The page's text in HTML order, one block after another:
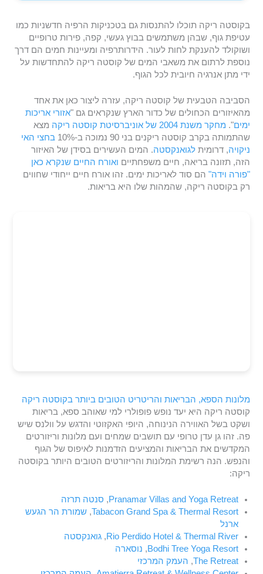
בקוסטה ריקה תוכלו להתנסות גם בטכניקות הרפיה חדשניות כמו
עטיפת גוף, שבהן משתמשים בבוץ געשי, קפה, פירות טרופיים
ושוקולד להענקת לחות לעור. הידרותרפיה ומעיינות חמים הם דרך
נוספת לרתום את משאבי המים של קוסטה ריקה להתחדשות על
ידי מתן אנרגיה חיובית לכל הגוף.
הסביבה הטבעית של קוסטה ריקה, עזרה ליצור כאן את אחד
מהאיזורים הכחולים של כדור הארץ שנקראים גם "אזורי אריכות
ימים". מחקר משנת 2004 של אוניברסיטת קוסטה ריקה
מצא
שהתמותה בקרב קוסטה ריקנים בני 90 נמוכה ב-10%
בחצי האי
ניקויה, דרומיתלגואנקסטה. המים העשירים בסידן של האיזור
הזה, תזונה בריאה, חיים משפחתיים ואורח החיים שנקרא כאן
"פורה וידה" הם סוד לאריכות ימים. זהו אורח חיים ייחודי שחווים
רק בקוסטה ריקה, שהמהות שלו היא בריאות.
מלונות הספא, הבריאות והריטריט הטובים ביותר בקוסטה ריקה
קוסטה ריקה היא יעד נופש פופולרי למי שאוהב ספא, בריאות
ושקט בשל האווירה הנינוחה, היופי האקזוטי והדגש על וולנס שיש
פה. זהו גן עדן טרופי עם תושבים שמחים ועם מלונות וריזורטים
המקדשים את הבריאות והמציעים הזדמנות לאיפוס של הגוף
והנפש. הנה רשימת המלונות והריזורטים הטובים היותר בקוסטה
ריקה:
Pranamar Villas and Yoga Retreat
, סנטה תרזה
Tabacon Grand Spa & Thermal Resort
,שמורת הר הגעש
ארנל
Rio Perdido Hotel & Thermal River
,גואנקסטה
Bodhi Tree Yoga Resort
, נוסארה
The Retreat
, העמק המרכזי